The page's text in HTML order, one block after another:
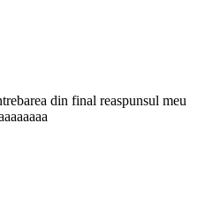
din final reaspunsul meu